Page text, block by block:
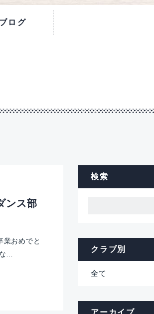
ログ
ンス部
業おめでと
…
検索
クラブ別
全て
アーカイブ